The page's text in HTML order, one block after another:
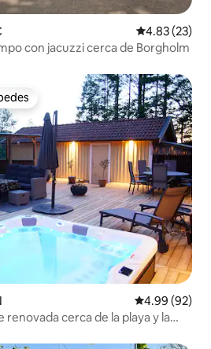
Calificación
4.83 (23)
con jacuzzi cerca de Borgholm
entre huéspedes
Calificación
4.99 (92)
cerca de la playa y la